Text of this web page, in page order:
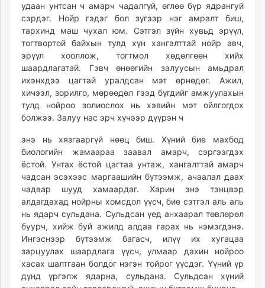
удаан унтсан ч амарч чадалгүй, өглөө бүр ядрангуй
сэрдэг. Нойр гэдэг бол зүгээр нэг амралт биш,
тархинд маш чухал юм. Сэтгэл зүйн хувьд эрүүл,
тогтвортой байхын тулд хүн хангалттай нойр авч,
эрүүл хооллож, тогтмол хөдөлгөөн хийх
шаардлагатай. Гэвч өнөөгийн залуусын амьдрал
ихэнхдээ цагтай уралдсан мэт өрнөдөг. Ажил,
хичээл, зорилго, мөрөөдөл гээд бүгдийг амжуулахын
тулд нойроо золиослох нь хэвийн мэт ойлгогдох
болжээ. Залуу нас эрч хүчээр дүүрэн ч
энэ нь хязгааргүй нөөц биш. Хүний бие махбод
биологийн жамаараа заавал амарч, сэргээгдэх
ёстой. Унтах ёстой цагтаа унтаж, хангалттай амарч
чадсан эсэхээс маргаашийн бүтээмж, ачаалал даах
чадвар шууд хамаардаг. Харин энэ тэнцвэр
алдагдахад нойрны хомсдол үүсч, бие сэтгэл аль аль
нь ядарч сульдана. Сульдсан үед анхаарал төвлөрөл
буурч, хийж буй ажилд алдаа гарах нь нэмэгдэнэ.
Ингэснээр бүтээмж багасч, илүү их хугацаа
зарцуулах шаардлага үүсч, улмаар дахин нойроо
хасах шалтгаан болдог нэгэн тойрог үүсдэг. Үүний үр
дүнд үргэлж ядарна, сульдана. Сульдсан хүний